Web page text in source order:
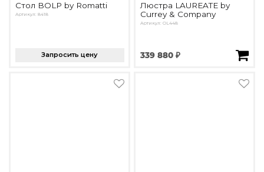
Стол BOLP by Romatti
Артикул: 8418
Запросить цену
Люстра LAUREATE by
Currey & Company
Артикул: OL448
339 880 ₽